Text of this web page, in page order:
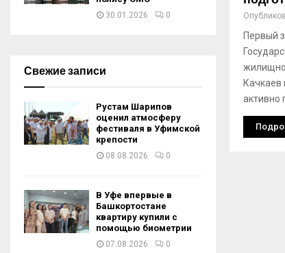
Первый
Качкаев
активно
30.01.2026 0
Свежие записи
Рустам Шарипов
оценил атмосферу
фестиваля в Уфимской
крепости
08.08.2026 0
В Уфе впервые в
Башкортостане
квартиру купили с
помощью биометрии
07.08.2026 0